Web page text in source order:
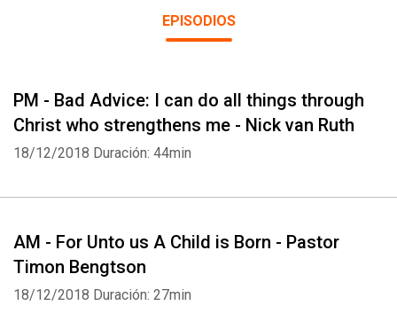
EPISODIOS
PM - Bad Advice: I can do all things through
Christ who strengthens me - Nick van Ruth
18/12/2018 Duración: 44min
AM - For Unto us A Child is Born - Pastor
Timon Bengtson
18/12/2018 Duración: 27min